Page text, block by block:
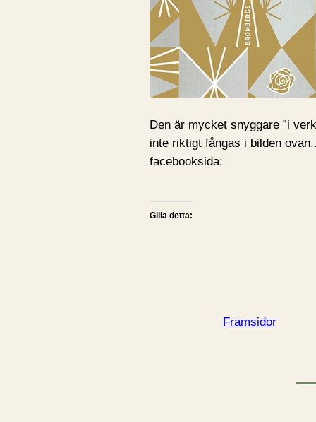
Den är mycket snyggare ”i
inte riktigt fångas i bilden
facebooksida:
Gilla detta:
Framsidor